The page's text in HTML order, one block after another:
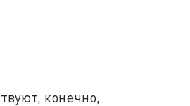
конечно,